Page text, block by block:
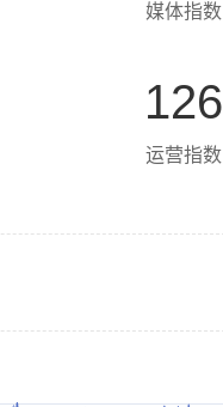
媒体指数
126
运营指数